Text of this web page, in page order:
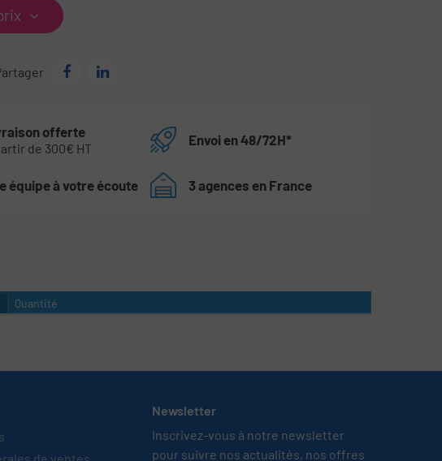
offerte
de 300€ HT
Envoi en 48/72H*
équipe à votre écoute 3 agences en France
Quantité
Newsletter
Inscrivez-vous à notre newsletter
pour suivre nos actualités, nos offres